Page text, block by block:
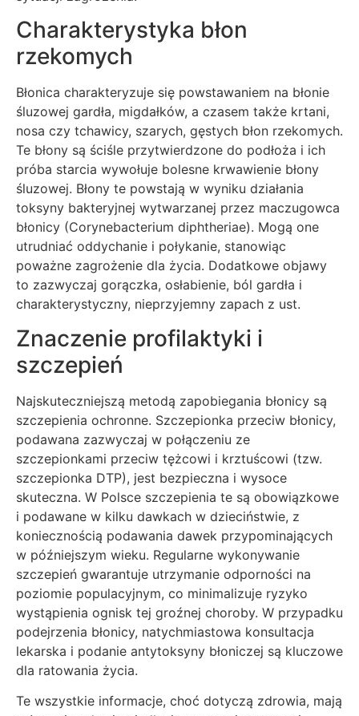
Charakterystyka błon
rzekomych
Błonica charakteryzuje się powstawaniem na błonie
śluzowej gardła, migdałków, a czasem także krtani,
nosa czy tchawicy, szarych, gęstych błon rzekomych.
Te błony są ściśle przytwierdzone do podłoża i ich
próba starcia wywołuje bolesne krwawienie błony
śluzowej. Błony te powstają w wyniku działania
toksyny bakteryjnej wytwarzanej przez maczugowca
błonicy (Corynebacterium diphtheriae). Mogą one
utrudniać oddychanie i połykanie, stanowiąc
poważne zagrożenie dla życia. Dodatkowe objawy
to zazwyczaj gorączka, osłabienie, ból gardła i
charakterystyczny, nieprzyjemny zapach z ust.
Znaczenie profilaktyki i
szczepień
Najskuteczniejszą metodą zapobiegania błonicy są
szczepienia ochronne. Szczepionka przeciw błonicy,
podawana zazwyczaj w połączeniu ze
szczepionkami przeciw tężcowi i krztuścowi (tzw.
szczepionka DTP), jest bezpieczna i wysoce
skuteczna. W Polsce szczepienia te są obowiązkowe
i podawane w kilku dawkach w dzieciństwie, z
koniecznością podawania dawek przypominających
w późniejszym wieku. Regularne wykonywanie
szczepień gwarantuje utrzymanie odporności na
poziomie populacyjnym, co minimalizuje ryzyko
wystąpienia ognisk tej groźnej choroby. W przypadku
podejrzenia błonicy, natychmiastowa konsultacja
lekarska i podanie antytoksyny błoniczej są kluczowe
dla ratowania życia.
Te wszystkie informacje, choć dotyczą zdrowia, mają